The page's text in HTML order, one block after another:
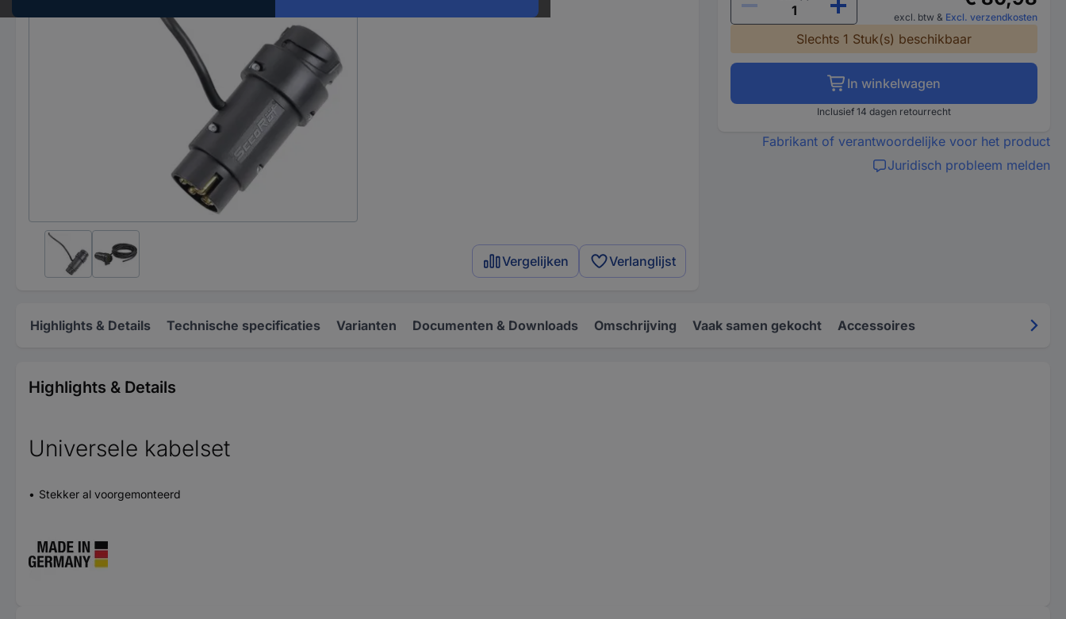
Vergelijken Verlanglijst
excl. btw & Excl. verzendkosten
Slechts 1 Stuk(s) beschikbaar
In winkelwagen
Inclusief 14 dagen retourrecht
Fabrikant of verantwoordelijke voor het product
Juridisch probleem melden
Highlights & Details Technische specificaties Varianten Documenten & Downloads Omschrijving Vaak samen gekocht Accessoires
Highlights & Details
Universele kabelset
Stekker al voorgemonteerd